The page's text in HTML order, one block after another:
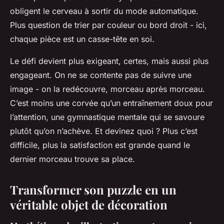
obligent le cerveau à sortir du mode automatique.
Plus question de trier par couleur ou bord droit - ici,
chaque pièce est un casse-tête en soi.
Le défi devient plus exigeant, certes, mais aussi plus
engageant. On ne se contente pas de suivre une
image - on la redécouvre, morceau après morceau.
C’est moins une corvée qu’un entraînement doux pour
l’attention, une gymnastique mentale qui se savoure
plutôt qu’on n’achève. Et devinez quoi ? Plus c’est
difficile, plus la satisfaction est grande quand le
dernier morceau trouve sa place.
Transformer son puzzle en un
véritable objet de décoration